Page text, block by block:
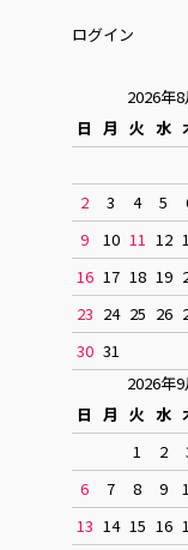
ログイン
2026年8
日
月 火 水
2
3 4 5
9
10 11 12
16 17 18 19
23 24 25 26
30 31
2026年9
日
月 火 水
1
2
6
7 8 9
13 14 15 16